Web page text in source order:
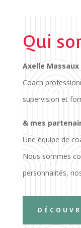
Qui
Axelle Massaux
Coach
supervision et
& mes
Une équipe de
Nous sommes
personnalités,